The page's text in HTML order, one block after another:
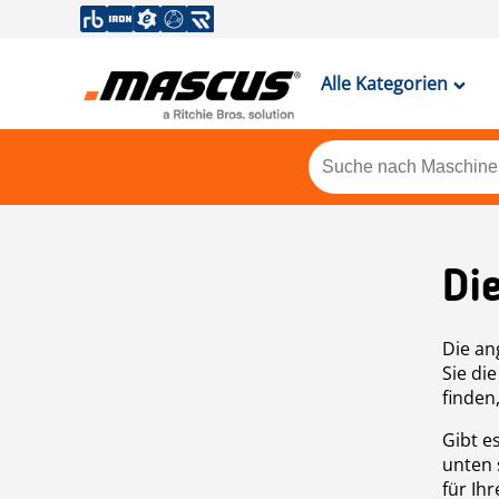
Alle Kategorien
Die
Sie
Gibt
unten
für